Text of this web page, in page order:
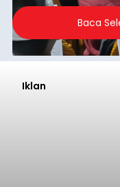
2026.
Baca
Iklan